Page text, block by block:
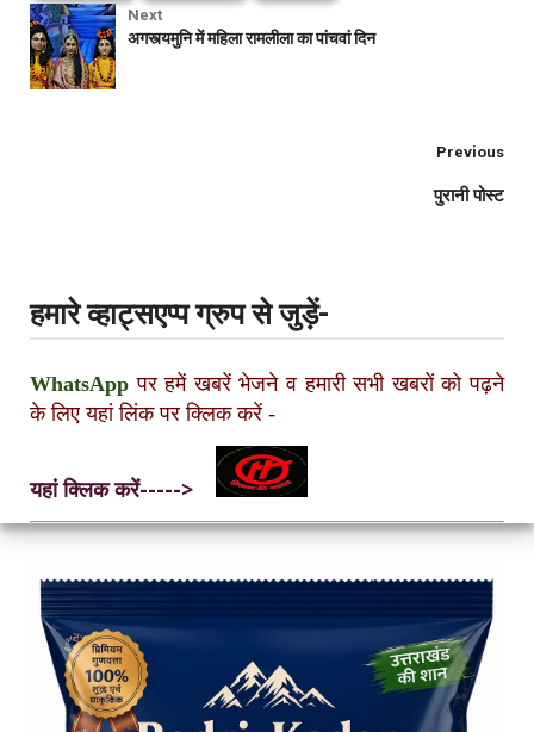
Next
अगस्त्यमुनि में महिला रामलीला का पांचवां दिन
Previous
पुरानी पोस्ट
हमारे व्हाट्सएप्प ग्रुप से जुड़ें-
WhatsApp पर हमें खबरें भेजने व हमारी सभी खबरों को पढ़ने
के लिए यहां लिंक पर क्लिक करें -
यहां क्लिक करें----->